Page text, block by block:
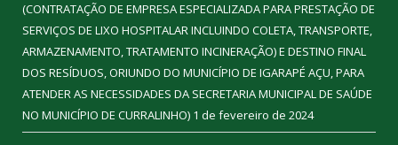
(CONTRATAÇÃO DE EMPRESA ESPECIALIZADA PARA PRESTAÇÃO DE
SERVIÇOS DE LIXO HOSPITALAR INCLUINDO COLETA, TRANSPORTE,
ARMAZENAMENTO, TRATAMENTO INCINERAÇÃO) E DESTINO FINAL
DOS RESÍDUOS, ORIUNDO DO MUNICÍPIO DE IGARAPÉ AÇU, PARA
ATENDER AS NECESSIDADES DA SECRETARIA MUNICIPAL DE SAÚDE
NO MUNICÍPIO DE CURRALINHO) 1 de fevereiro de 2024